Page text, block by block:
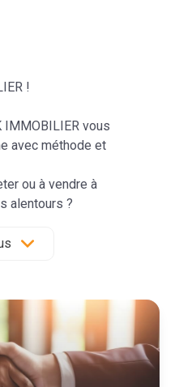
!
IMMOBILIER vous
avec méthode et
ou à vendre à
alentours ?
pour satisfaire les
s'est développée
et ses environs. De
domaines de
en
que pour la Gestion